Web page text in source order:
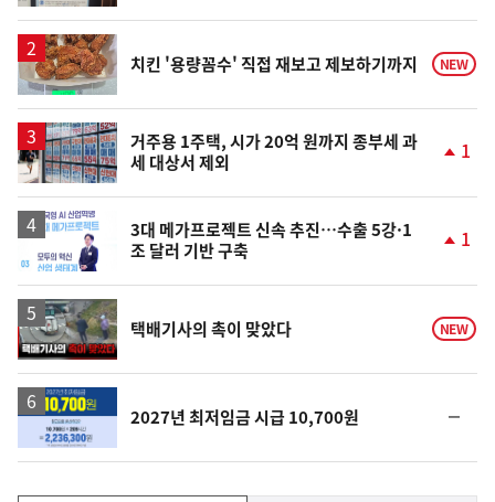
일
치킨 '용량꼼수' 직접 재보고 제보하기까지 NEW
거주용 1주택, 시가 20억 원까지 종부세 과
세 대상서 제외
상
1
3대 메가프로젝트 신속 추진…수출 5강·1
조 달러 기반 구축
상
승
1
영
상
택배기사의 촉이 맞았다 NEW
2027년 최저임금 시급 10,700원
일